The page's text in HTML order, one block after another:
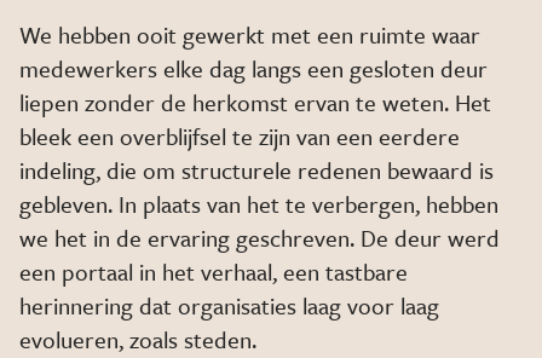
We hebben ooit gewerkt met een ruimte waar
medewerkers elke dag langs een gesloten deur
liepen zonder de herkomst ervan te weten. Het
bleek een overblijfsel te zijn van een eerdere
indeling, die om structurele redenen bewaard is
gebleven. In plaats van het te verbergen, hebben
we het in de ervaring geschreven. De deur werd
een portaal in het verhaal, een tastbare
herinnering dat organisaties laag voor laag
evolueren, zoals steden.